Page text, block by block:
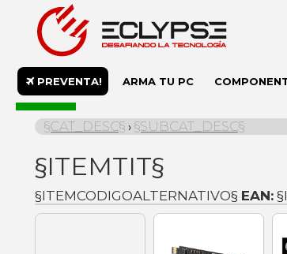
PREVENTA! ARMA TU PC
§CAT_DESC§ › §SUBCAT_DESC§
§ITEMTIT§
§ITEMCODIGOALTERNATIVO§ EAN:
En stock